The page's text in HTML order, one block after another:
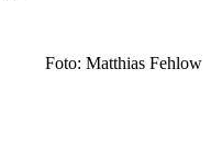
Foto: Matthias Fehlow